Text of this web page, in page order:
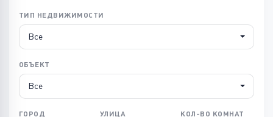
ТИП НЕДВИЖИМОСТИ
Все
ОБЪЕКТ
Все
ГОРОД УЛИЦА КОЛ-ВО КОМНАТ